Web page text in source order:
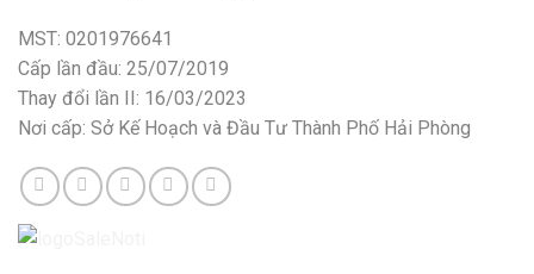
MST: 0201976641
Cấp lần đầu: 25/07/2019
Thay đổi lần II: 16/03/2023
Nơi cấp: Sở Kế Hoạch và Đầu Tư Thành Phố Hải Phòng